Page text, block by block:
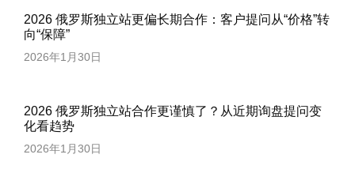
2026 俄罗斯独立站更偏长期合作：客户提问从“价格”转
向“保障”
2026年1月30日
2026 俄罗斯独立站合作更谨慎了？从近期询盘提问变
化看趋势
2026年1月30日